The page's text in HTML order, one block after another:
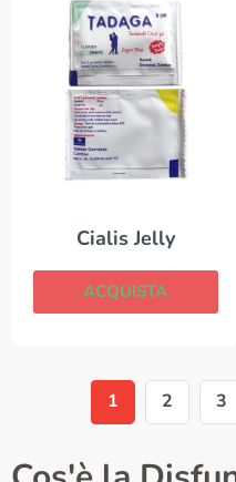
Cialis Jelly
ACQUISTA
1 2 3